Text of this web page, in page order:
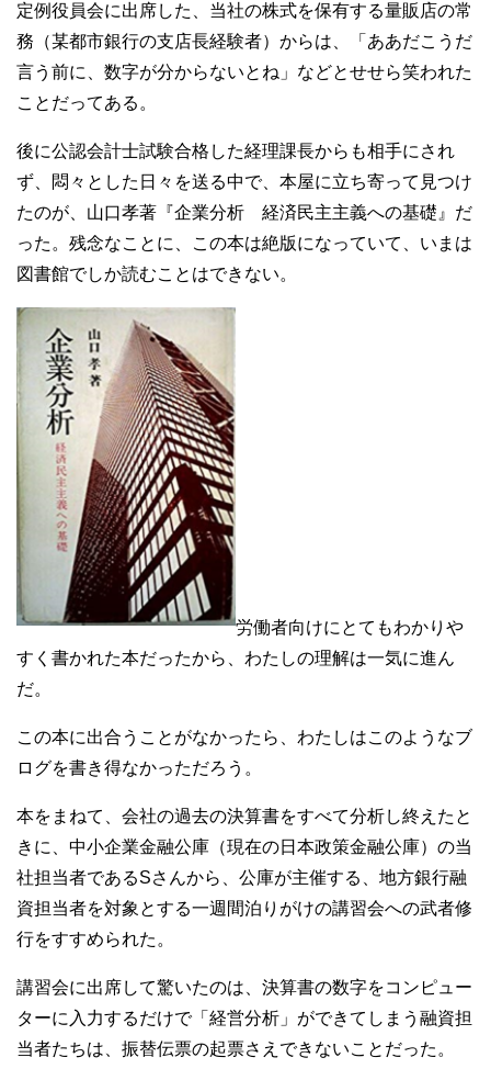
定例役員会に出席した、当社の株式を保有する量販店の常
務（某都市銀行の支店長経験者）からは、「ああだこうだ
言う前に、数字が分からないとね」などとせせら笑われた
ことだってある。
後に公認会計士試験合格した経理課長からも相手にされ
ず、悶々とした日々を送る中で、本屋に立ち寄って見つけ
たのが、山口孝著『企業分析 経済民主主義への基礎』だ
った。残念なことに、この本は絶版になっていて、いまは
図書館でしか読むことはできない。
労働者向けにとてもわかりや
すく書かれた本だったから、わたしの理解は一気に進ん
だ。
この本に出合うことがなかったら、わたしはこのようなブ
ログを書き得なかっただろう。
本をまねて、会社の過去の決算書をすべて分析し終えたと
きに、中小企業金融公庫（現在の日本政策金融公庫）の当
社担当者であるSさんから、公庫が主催する、地方銀行融
資担当者を対象とする一週間泊りがけの講習会への武者修
行をすすめられた。
講習会に出席して驚いたのは、決算書の数字をコンピュー
ターに入力するだけで「経営分析」ができてしまう融資担
当者たちは、振替伝票の起票さえできないことだった。